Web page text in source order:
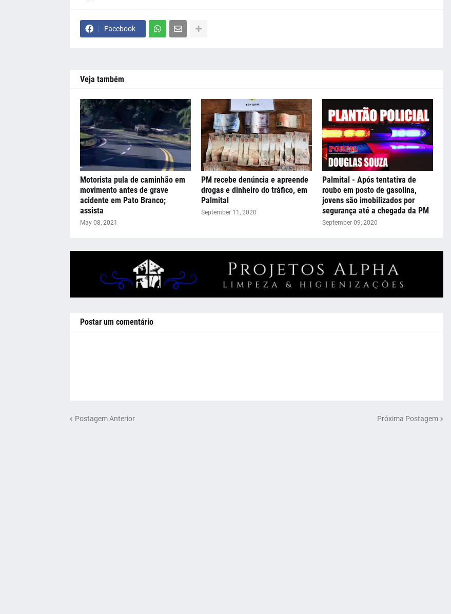
Facebook
Veja também
Motorista pula de caminhão em
movimento antes de grave
acidente em Pato Branco;
assista
May 08, 2021
PM recebe denúncia e apreende
drogas e dinheiro do tráfico, em
Palmital
September 11, 2020
Palmital - Após tentativa de
roubo em posto de gasolina,
jovens são imobilizados por
segurança até a chegada da PM
September 09, 2020
Postar um comentário
Postagem Anterior Próxima Postagem